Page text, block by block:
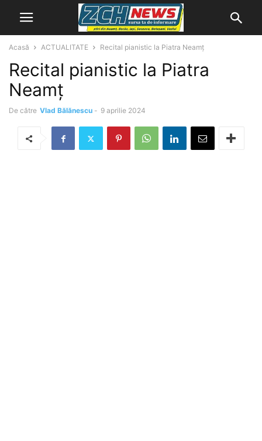
Acasă ACTUALITATE Recital pianistic la Piatra Neamț
Recital pianistic la Piatra
Neamț
De către Vlad Bălănescu - 9 aprilie 2024